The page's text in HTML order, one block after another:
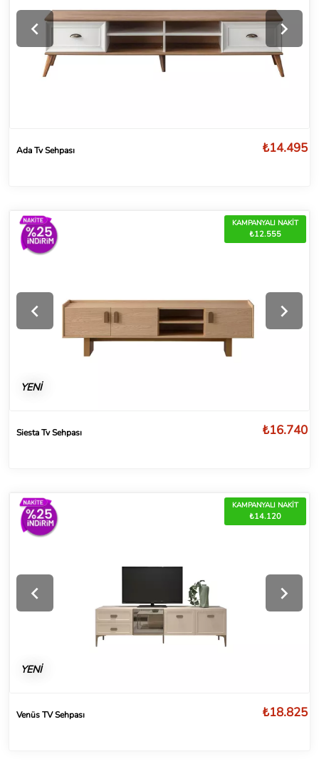
Ada Tv Sehpası ₺14.495
KAMPANYALI NAKİT
₺12.555
YENİ
Siesta Tv Sehpası ₺16.740
KAMPANYALI NAKİT
₺14.120
YENİ
Venüs TV Sehpası ₺18.825